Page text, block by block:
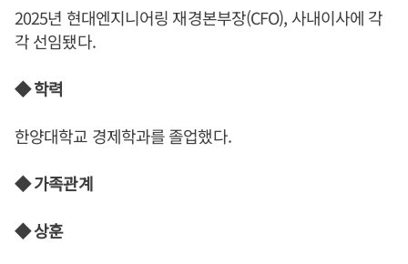
2025년 현대엔지니어링 재경본부장(CFO), 사내이사에 각
각 선임됐다.
◆ 학력
한양대학교 경제학과를 졸업했다.
◆ 가족관계
◆ 상훈